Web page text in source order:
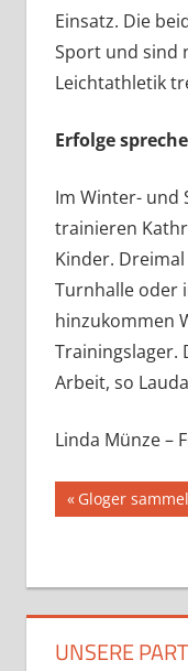
Einsatz. Die
Sport und sind
Leichtathletik
Erfolge
Im Winter- und
trainieren
Kinder.
Turnhalle oder
hinzukommen
Trainingslager.
Arbeit, so
Linda Münze –
Vorheriger
Beitrag:
Gloger
UNSERE